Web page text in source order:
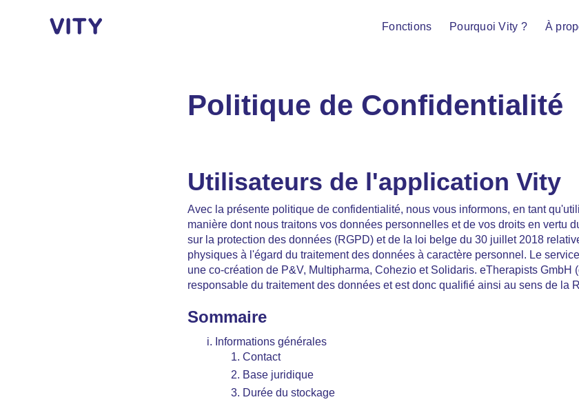
Fonctions Pourquoi Vity ? À
Politique de Confidentialité
Utilisateurs de l'application Vity
Avec la présente politique de confidentialité, nous vous informons, en tant
manière dont nous traitons vos données personnelles et de vos droits en vertu
sur la protection des données (RGPD) et de la loi belge du 30 juillet 2018
physiques à l'égard du traitement des données à caractère personnel. Le
une co-création de P&V, Multipharma, Cohezio et Solidaris. eTherapists GmbH
responsable du traitement des données et est donc qualifié ainsi au sens de la
Sommaire
Informations générales
Contact
Base juridique
Durée du stockage